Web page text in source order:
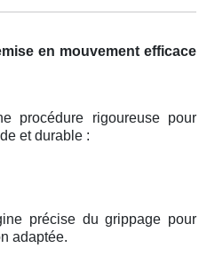
en mouvement efficace
procédure rigoureuse pour
et durable :
précise du grippage pour
adaptée.